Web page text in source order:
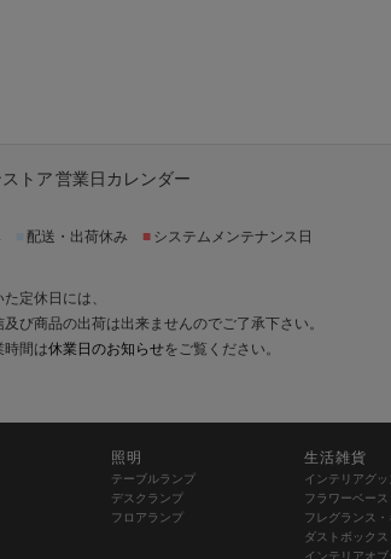
トア 営業日カレンダー
配送・出荷休み ■ システムメンテナンス日
た定休日には、
及び商品の出荷は出来ませんのでご了承下さい。
時間は休業日のお知らせをご覧ください。
照明
テーブルランプ
デスクランプ
フロアランプ
生活雑貨
インテリアグッ
フラワーベー
フレグランス
ダストボックス
インテリアオブ